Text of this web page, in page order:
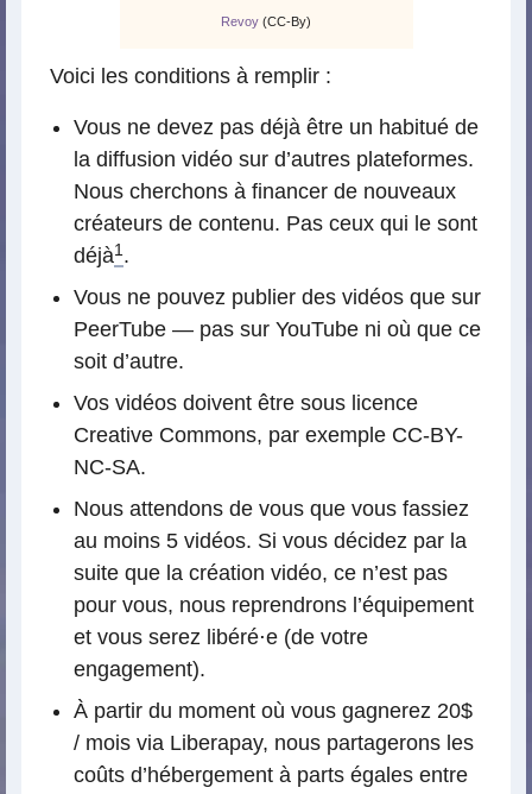
Revoy (CC-By)
Voici les conditions à remplir :
Vous ne devez pas déjà être un habitué de
la diffusion vidéo sur d’autres plateformes.
Nous cherchons à financer de nouveaux
créateurs de contenu. Pas ceux qui le sont
déjà1 .
Vous ne pouvez publier des vidéos que sur
PeerTube — pas sur YouTube ni où que ce
soit d’autre.
Vos vidéos doivent être sous licence
Creative Commons, par exemple CC-BY-
NC-SA.
Nous attendons de vous que vous fassiez
au moins 5 vidéos. Si vous décidez par la
suite que la création vidéo, ce n’est pas
pour vous, nous reprendrons l’équipement
et vous serez libéré⋅e (de votre
engagement).
À partir du moment où vous gagnerez 20$
/ mois via Liberapay, nous partagerons les
coûts d’hébergement à parts égales entre